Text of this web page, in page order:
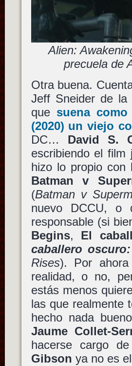
Alien:
precuela de
Otra buena.
Jeff Sneider de la
que suena
(2020) un viejo
DC… David S.
escribiendo el
hizo lo propio con
Batman v
(Batman v
nuevo DCCU, o
responsable (si
Begins, El
caballero
Rises). Por
realidad, o no,
estás menos
las que realmente
hecho nada
Jaume Collet-
hacerse cargo de
Gibson ya no es